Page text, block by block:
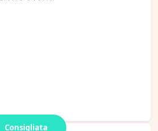
Consigliata